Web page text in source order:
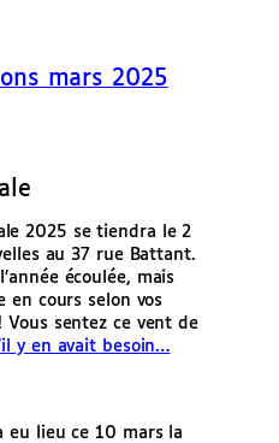
mars 2025
2025 se tiendra le 2
au 37 rue Battant.
écoulée, mais
en cours selon vos
Vous sentez ce vent de
y en avait besoin…
eu lieu ce 10 mars la